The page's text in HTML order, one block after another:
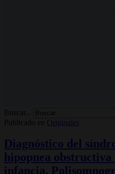
Buscar...
Publicado en
Originales
Diagnóstico del
hipopnea obstructiva
infancia.